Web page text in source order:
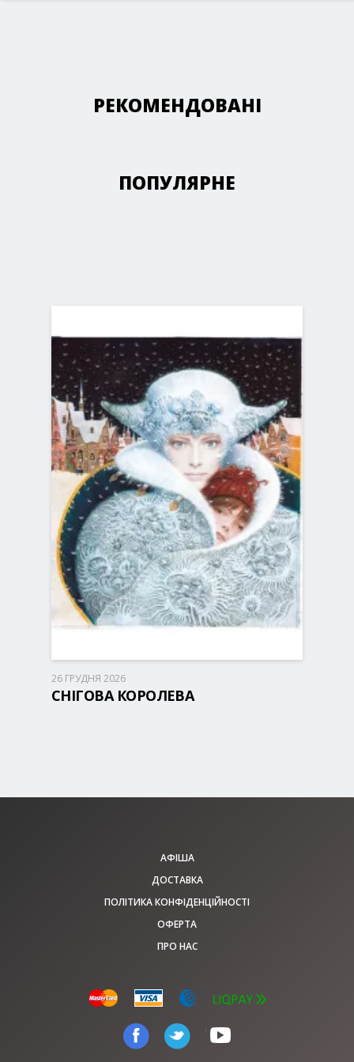
РЕКОМЕНДОВАНІ
ПОПУЛЯРНЕ
Палац Спорту
26 ГРУДНЯ 2026
СНІГОВА КОРОЛЕВА
АФІША
ДОСТАВКА
ПОЛІТИКА КОНФІДЕНЦІЙНОСТІ
ОФЕРТА
ПРО НАС